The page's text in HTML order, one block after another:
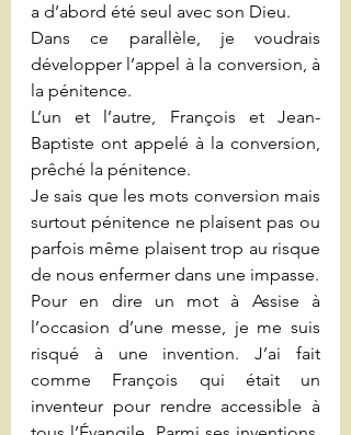
a d’abord été seul avec son Dieu.
Dans ce parallèle, je voudrais
développer l’appel à la conversion, à
la pénitence.
L’un et l’autre, François et Jean-
Baptiste ont appelé à la conversion,
prêché la pénitence.
Je sais que les mots conversion mais
surtout pénitence ne plaisent pas ou
parfois même plaisent trop au risque
de nous enfermer dans une impasse.
Pour en dire un mot à Assise à
l’occasion d’une messe, je me suis
risqué à une invention. J’ai fait
comme François qui était un
inventeur pour rendre accessible à